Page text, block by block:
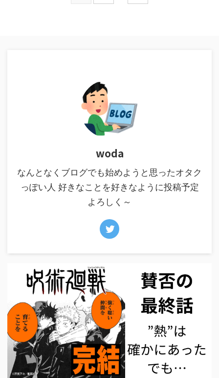
woda
なんとなくブログでも始めようと思ったオタク
っぽい人 好きなことを好きなように投稿予定
よろしく～